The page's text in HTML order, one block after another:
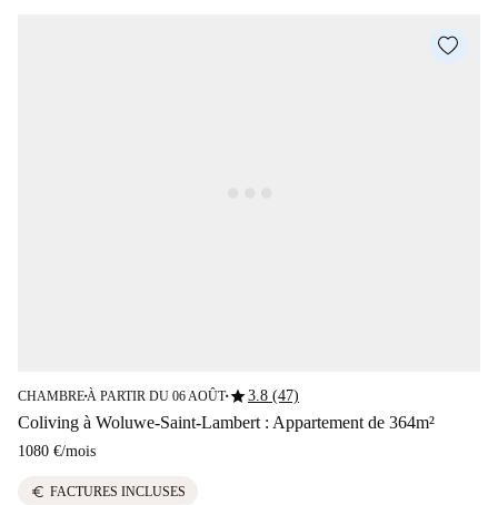
CHAMBRE■À PARTIR DU 06 AOÛT■star3.8 (47)
Coliving à Woluwe-Saint-Lambert : Appartement de 364m²
1080 €/mois
euro FACTURES INCLUSES